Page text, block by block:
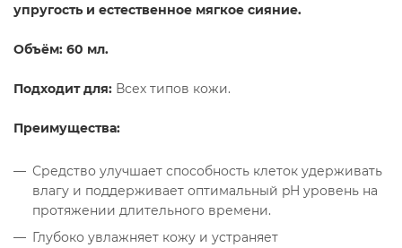
упругость и естественное мягкое сияние.
Объём: 60 мл.
Подходит для: Всех типов кожи.
Преимущества:
Средство улучшает способность клеток удерживать
влагу и поддерживает оптимальный pH уровень на
протяжении длительного времени.
Глубоко увлажняет кожу и устраняет